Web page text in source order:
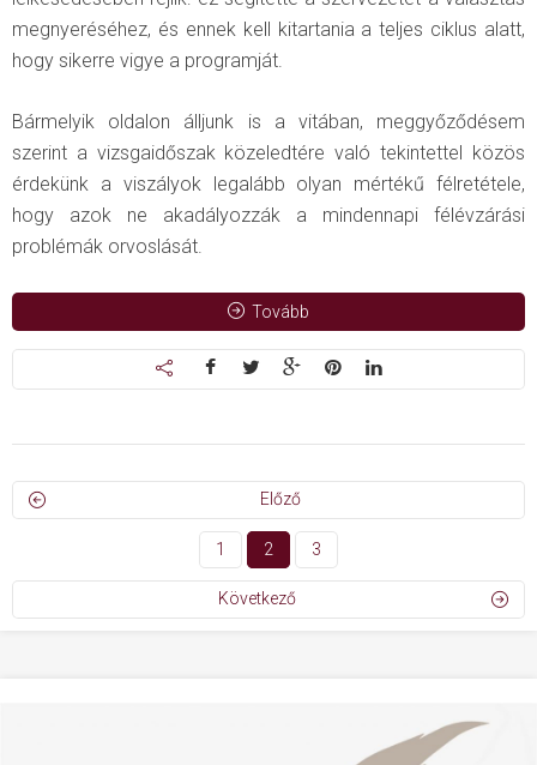
megnyeréséhez, és ennek kell kitartania a teljes ciklus alatt,
hogy sikerre vigye a programját.
Bármelyik oldalon álljunk is a vitában, meggyőződésem
szerint a vizsgaidőszak közeledtére való tekintettel közös
érdekünk a viszályok legalább olyan mértékű félretétele,
hogy azok ne akadályozzák a mindennapi félévzárási
problémák orvoslását.
Tovább
Előző
1 2 3
Következő